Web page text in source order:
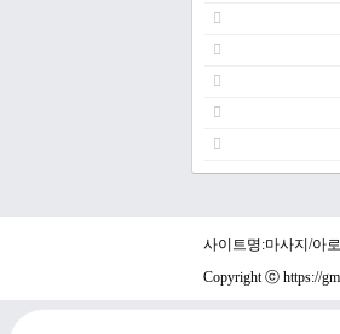
사이트명:마사지/아
Copyright ⓒ https://